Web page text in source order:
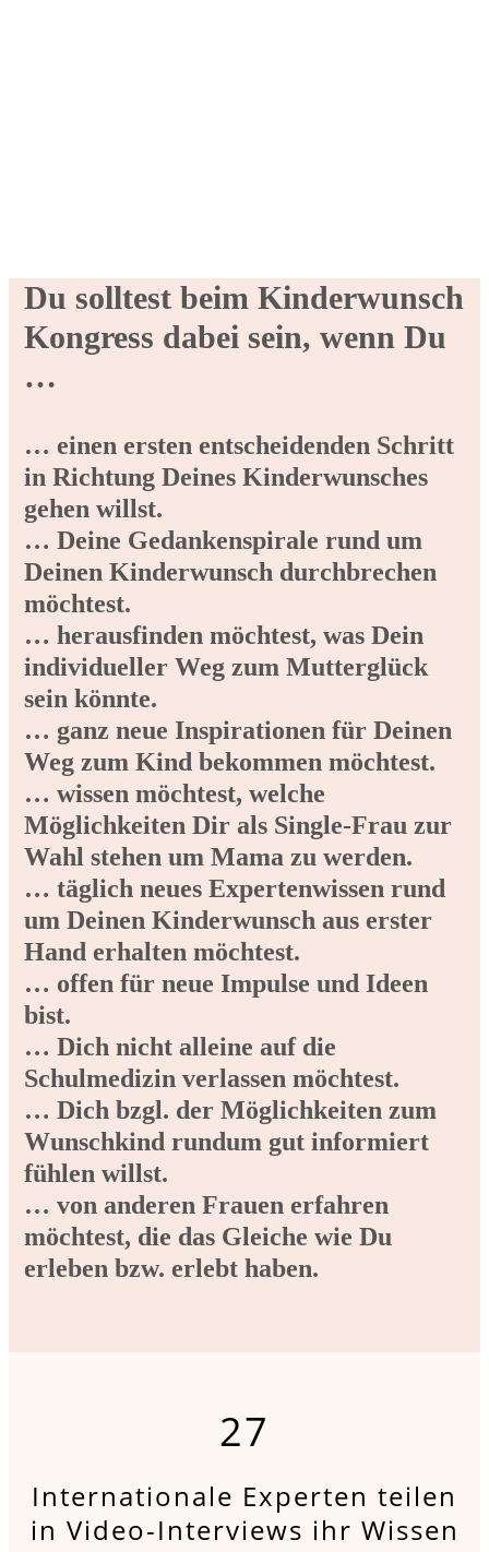
Du solltest beim Kinderwunsch
Kongress dabei sein, wenn Du
…
… einen ersten entscheidenden Schritt
in Richtung Deines Kinderwunsches
gehen willst.
… Deine Gedankenspirale rund um
Deinen Kinderwunsch durchbrechen
möchtest.
… herausfinden möchtest, was Dein
individueller Weg zum Mutterglück
sein könnte.
… ganz neue Inspirationen für Deinen
Weg zum Kind bekommen möchtest.
… wissen möchtest, welche
Möglichkeiten Dir als Single-Frau zur
Wahl stehen um Mama zu werden.
… täglich neues Expertenwissen rund
um Deinen Kinderwunsch aus erster
Hand erhalten möchtest.
… offen für neue Impulse und Ideen
bist.
… Dich nicht alleine auf die
Schulmedizin verlassen möchtest.
… Dich bzgl. der Möglichkeiten zum
Wunschkind rundum gut informiert
fühlen willst.
… von anderen Frauen erfahren
möchtest, die das Gleiche wie Du
erleben bzw. erlebt haben.
27
Internationale Experten teilen
in Video-Interviews ihr Wissen